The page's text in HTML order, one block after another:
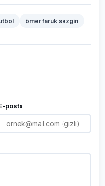
ömer faruk sezgin
posta